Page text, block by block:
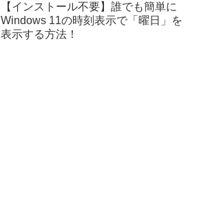
【インストール不要】誰でも簡単に
Windows 11の時刻表示で「曜日」を
表示する方法！